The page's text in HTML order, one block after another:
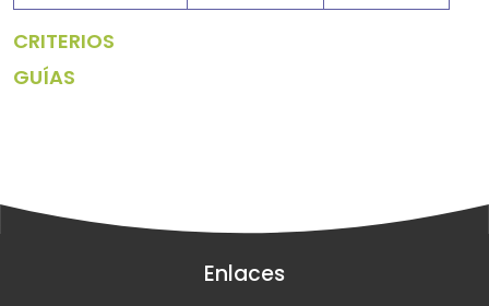
CRITERIOS
GUÍAS
Enlaces